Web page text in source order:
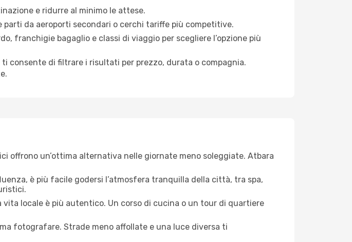
e ridurre al minimo le attese.
da aeroporti secondari o cerchi tariffe più competitive.
franchigie bagaglio e classi di viaggio per scegliere l’opzione più
consente di filtrare i risultati per prezzo, durata o compagnia.
offrono un’ottima alternativa nelle giornate meno soleggiate. Atbara
è più facile godersi l’atmosfera tranquilla della città, tra spa,
locale è più autentico. Un corso di cucina o un tour di quartiere
fotografare. Strade meno affollate e una luce diversa ti